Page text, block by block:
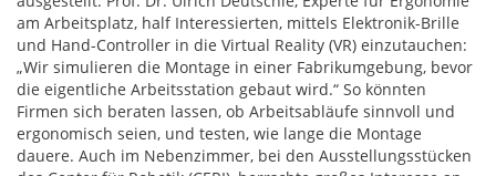
am Arbeitsplatz, half Interessierten, mittels Elektronik-Brille
und Hand-Controller in die Virtual Reality (VR) einzutauchen:
„Wir simulieren die Montage in einer Fabrikumgebung, bevor
die eigentliche Arbeitsstation gebaut wird.“ So könnten
Firmen sich beraten lassen, ob Arbeitsabläufe sinnvoll und
ergonomisch seien, und testen, wie lange die Montage
dauere. Auch im Nebenzimmer, bei den Ausstellungsstücken